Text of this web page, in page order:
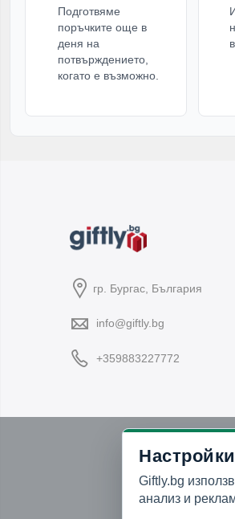
Подготвяме
поръчките още в
деня на
потвърждението,
когато е възможно.
гр. Бургас, България
info@giftly.bg
+359883227772
Giftly.bg
анализ и